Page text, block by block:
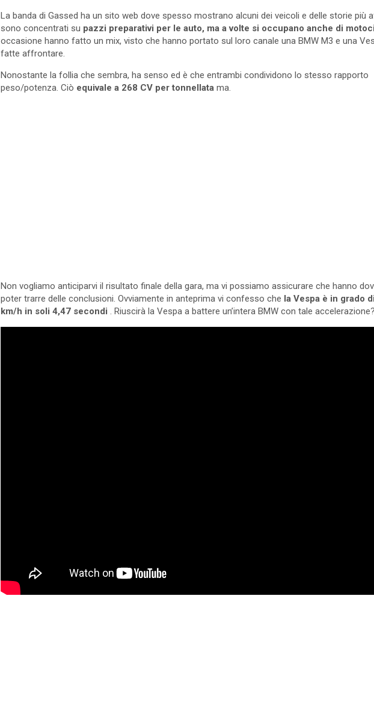
La banda di Gassed ha un sito web dove spesso mostrano alcuni dei veicoli e delle storie più
sono concentrati su pazzi preparativi per le auto, ma a volte si occupano anche di
occasione hanno fatto un mix, visto che hanno portato sul loro canale una BMW M3 e una
fatte affrontare.
Nonostante la follia che sembra, ha senso ed è che entrambi condividono lo stesso rapporto
peso/potenza. Ciò equivale a 268 CV ​​per tonnellata ma.
Non vogliamo anticiparvi il risultato finale della gara, ma vi possiamo assicurare che hanno
poter trarre delle conclusioni. Ovviamente in anteprima vi confesso che la Vespa è in grado
km/h in soli 4,47 secondi . Riuscirà la Vespa a battere un’intera BMW con tale